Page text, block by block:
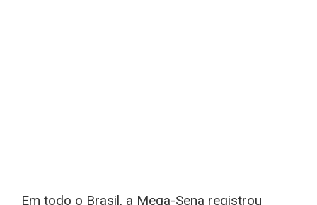
Em todo o Brasil, a Mega-Sena registrou